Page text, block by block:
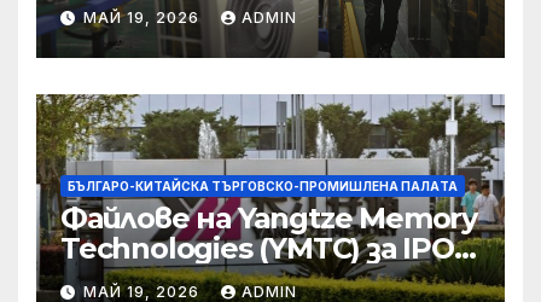
търговски консултации:
министерство
МАЙ 19, 2026 ADMIN
БЪЛГАРО-КИТАЙСКА ТЪРГОВСКО-ПРОМИШЛЕНА ПАЛAТА
Файлове на Yangtze Memory
Technologies (YMTC) за IPO
на STAR Market
МАЙ 19, 2026 ADMIN